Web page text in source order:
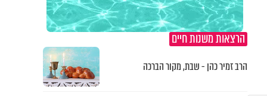
הרצאות משנות חיים
הרב זמיר כהן - שבת, מקור הברכה